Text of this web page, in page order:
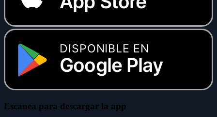
DISPONIBLE EN
Google Play
Escanea para descargar la app